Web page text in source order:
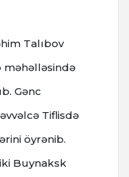
Talıbov
məhəlləsində
Gənc
Tiflisdə
öyrənib.
Buynaksk